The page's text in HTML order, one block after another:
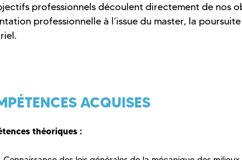
professionnels découlent directement de nos
professionnelle à l’issue du master, la
ACQUISES
théoriques :